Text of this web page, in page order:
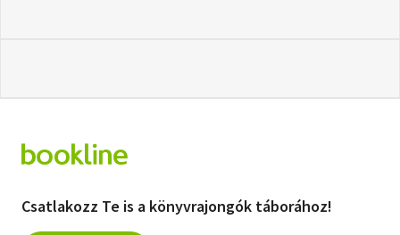
Csatlakozz Te is a könyvrajongók táborához!